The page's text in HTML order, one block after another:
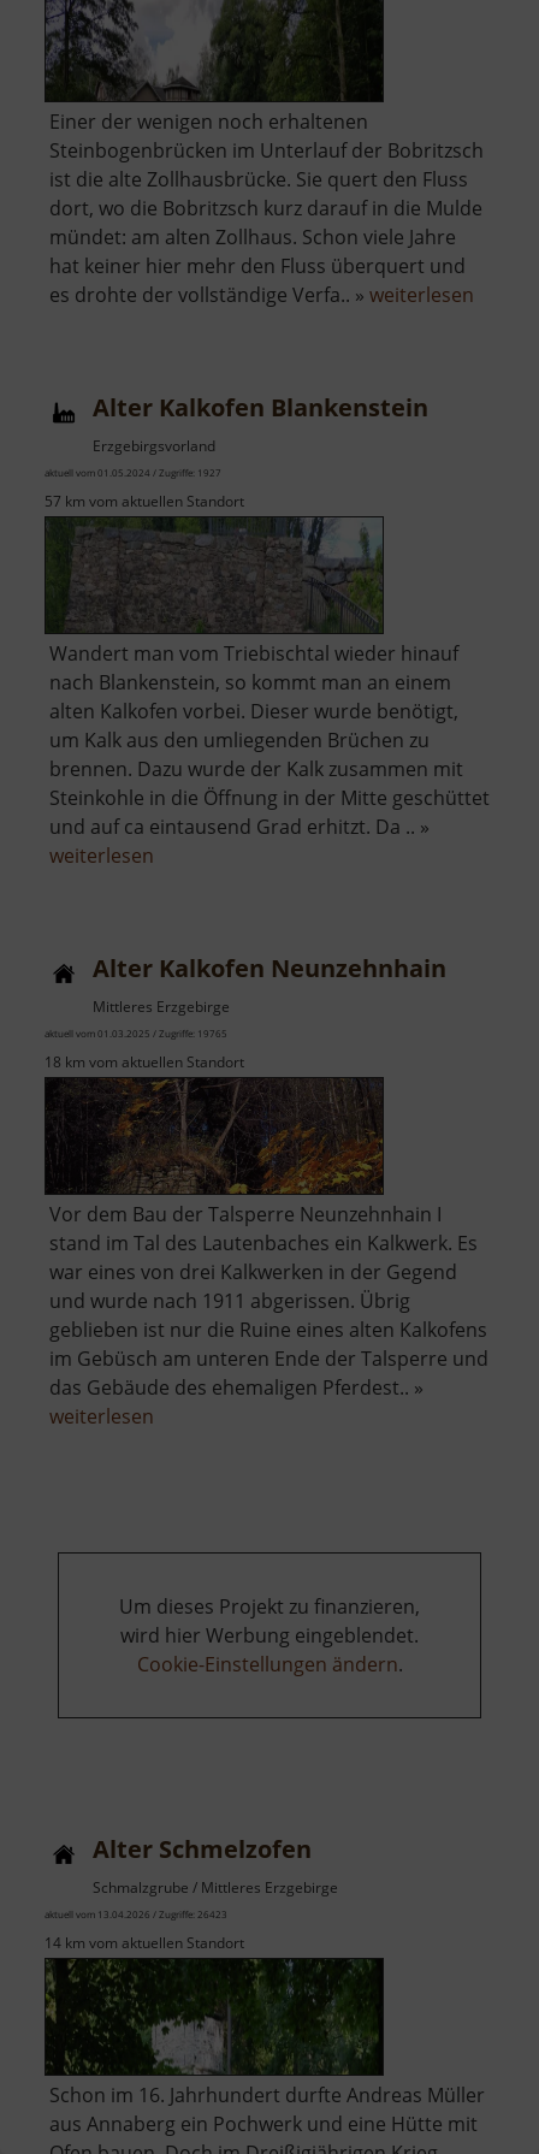
Einer der wenigen noch erhaltenen
Steinbogenbrücken im Unterlauf der Bobritzsch
ist die alte Zollhausbrücke. Sie quert den Fluss
dort, wo die Bobritzsch kurz darauf in die Mulde
mündet: am alten Zollhaus. Schon viele Jahre
hat keiner hier mehr den Fluss überquert und
es drohte der vollständige Verfa.. » weiterlesen
Alter Kalkofen Blankenstein
Erzgebirgsvorland
aktuell vom 01.05.2024 / Zugriffe: 1927
57 km vom aktuellen Standort
Wandert man vom Triebischtal wieder hinauf
nach Blankenstein, so kommt man an einem
alten Kalkofen vorbei. Dieser wurde benötigt,
um Kalk aus den umliegenden Brüchen zu
brennen. Dazu wurde der Kalk zusammen mit
Steinkohle in die Öffnung in der Mitte geschüttet
und auf ca eintausend Grad erhitzt. Da .. »
weiterlesen
Alter Kalkofen Neunzehnhain
Mittleres Erzgebirge
aktuell vom 01.03.2025 / Zugriffe: 19765
18 km vom aktuellen Standort
Vor dem Bau der Talsperre Neunzehnhain I
stand im Tal des Lautenbaches ein Kalkwerk. Es
war eines von drei Kalkwerken in der Gegend
und wurde nach 1911 abgerissen. Übrig
geblieben ist nur die Ruine eines alten Kalkofens
im Gebüsch am unteren Ende der Talsperre und
das Gebäude des ehemaligen Pferdest.. »
weiterlesen
Um dieses Projekt zu finanzieren,
wird hier Werbung eingeblendet.
Cookie-Einstellungen ändern.
Alter Schmelzofen
Schmalzgrube / Mittleres Erzgebirge
aktuell vom 13.04.2026 / Zugriffe: 26423
14 km vom aktuellen Standort
Schon im 16. Jahrhundert durfte Andreas Müller
aus Annaberg ein Pochwerk und eine Hütte mit